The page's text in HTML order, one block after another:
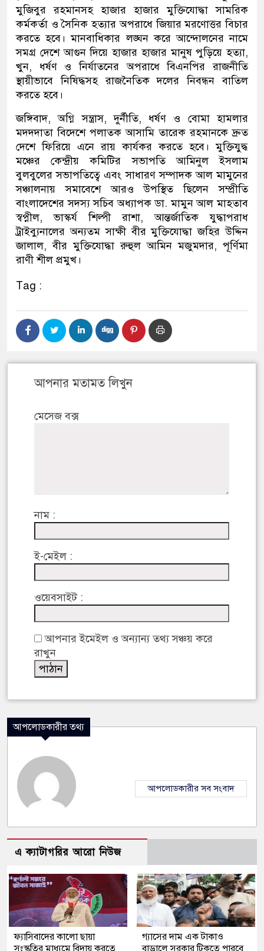
মুজিবুর রহমানসহ হাজার হাজার মুক্তিযোদ্ধা সামরিক
কর্মকর্তা ও সৈনিক হত্যার অপরাধে জিয়ার মরণোত্তর বিচার
করতে হবে। মানবাধিকার লঙ্ঘন করে আন্দোলনের নামে
সমগ্র দেশে আগুন দিয়ে হাজার হাজার মানুষ পুড়িয়ে হত্যা,
খুন, ধর্ষণ ও নির্যাতনের অপরাধে বিএনপির রাজনীতি
স্থায়ীভাবে নিষিদ্ধসহ রাজনৈতিক দলের নিবন্ধন বাতিল
করতে হবে।
জঙ্গিবাদ, অগ্নি সন্ত্রাস, দুর্নীতি, ধর্ষণ ও বোমা হামলার
মদদদাতা বিদেশে পলাতক আসামি তারেক রহমানকে দ্রুত
দেশে ফিরিয়ে এনে রায় কার্যকর করতে হবে। মুক্তিযুদ্ধ
মঞ্চের কেন্দ্রীয় কমিটির সভাপতি আমিনুল ইসলাম
বুলবুলের সভাপতিত্বে এবং সাধারণ সম্পাদক আল মামুনের
সঞ্চালনায় সমাবেশে আরও উপস্থিত ছিলেন সম্প্রীতি
বাংলাদেশের সদস্য সচিব অধ্যাপক ডা. মামুন আল মাহতাব
স্বপ্নীল, ভাস্কর্য শিল্পী রাশা, আন্তর্জাতিক যুদ্ধাপরাধ
ট্রাইব্যুনালের অন্যতম সাক্ষী বীর মুক্তিযোদ্ধা জহির উদ্দিন
জালাল, বীর মুক্তিযোদ্ধা রুহুল আমিন মজুমদার, পূর্ণিমা
রাণী শীল প্রমুখ।
Tag :
আপনার মতামত লিখুন
মেসেজ বক্স
নাম :
ই-মেইল :
ওয়েবসাইট :
আপনার ইমেইল ও অন্যান্য তথ্য সঞ্চয় করে
রাখুন
আপলোডকারীর তথ্য
আপলোডকারীর সব সংবাদ
এ ক্যাটাগরির আরো নিউজ
ফ্যাসিবাদের কালো ছায়া
সংস্কৃতির মাধ্যমে বিদায় করতে
গ্যাসের দাম এক টাকাও
বাড়ালে সরকার টিকতে পারবে